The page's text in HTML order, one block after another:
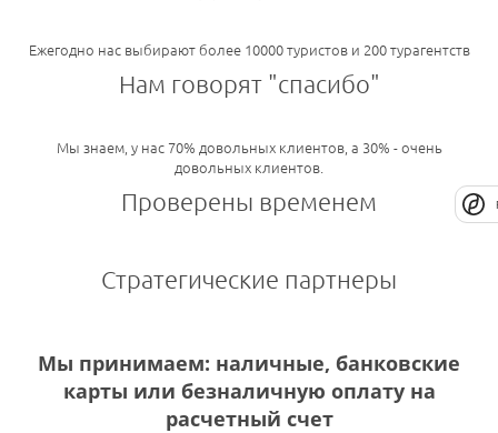
Ежегодно нас выбирают более 10000 туристов и 200 турагентств
Нам говорят "спасибо"
Мы знаем, у нас 70% довольных клиентов, а 30% - очень
довольных клиентов.
Проверены временем
Стратегические партнеры
Мы принимаем: наличные, банковские
карты или безналичную оплату на
расчетный счет